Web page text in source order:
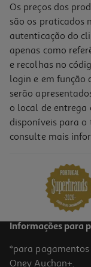
-10%
Livro Ainda Não
PVP de editor
17,91 €
Os preços dos
são os praticados
autenticação do
apenas como
e recolhas no
login e em função
serão
o local de entrega
disponíveis para
consulte mais
Informações para
*para
Oney Auchan+.